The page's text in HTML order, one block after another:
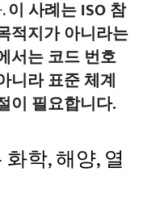
이 사례는 ISO 참
적지가 아니라는
서는 코드 번호
니라 표준 체계
이 필요합니다.
학, 해양, 열